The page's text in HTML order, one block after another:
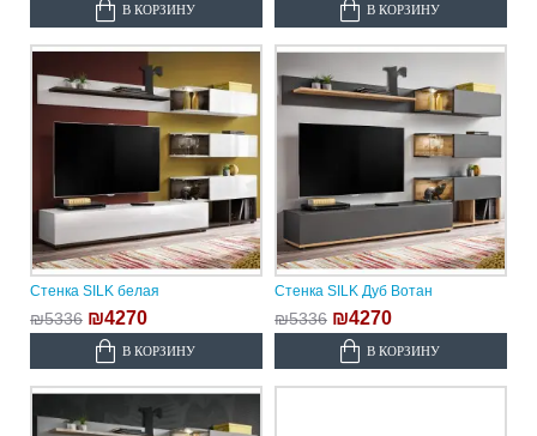
В КОРЗИНУ В КОРЗИНУ
Стенка SILK белая
₪5336 ₪4270
В КОРЗИНУ
Стенка SILK Дуб Вотан
₪5336 ₪4270
В КОРЗИНУ